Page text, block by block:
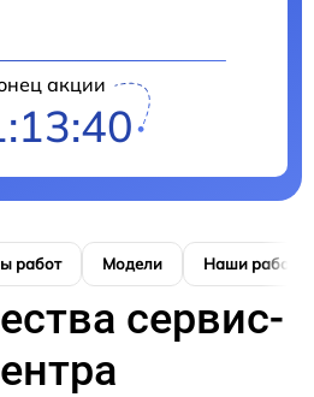
акции
работ Модели Наши работы
сервис-